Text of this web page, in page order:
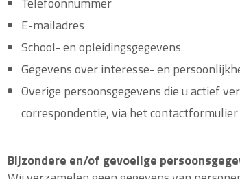
E-mailadres
School- en opleidingsgegevens
Gegevens over interesse- en
Overige persoonsgegevens die u actief
correspondentie, via het
Bijzondere en/of gevoelige